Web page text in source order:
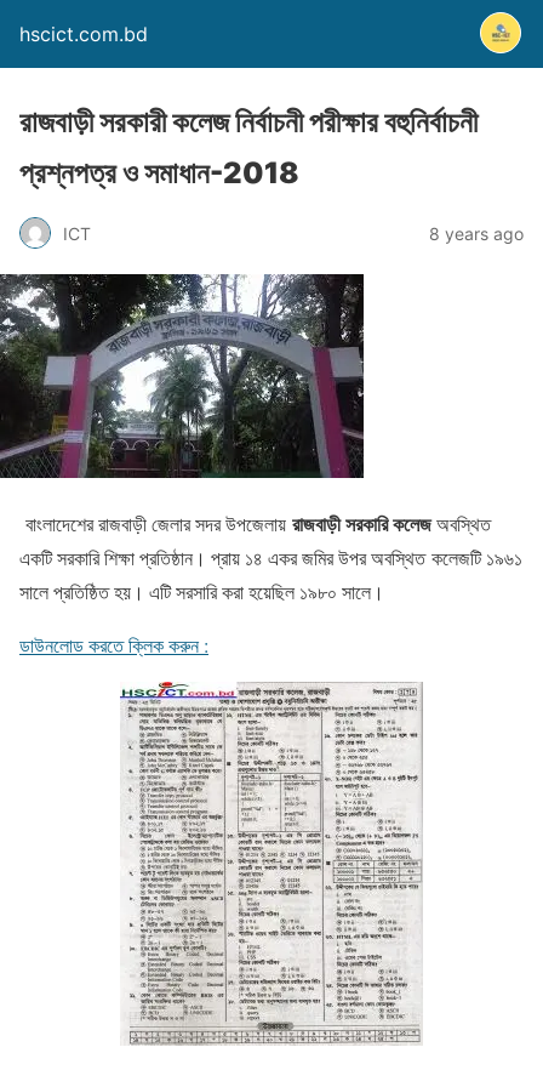
hscict.com.bd
রাজবাড়ী সরকারী কলেজ নির্বাচনী পরীক্ষার বহুনির্বাচনী
প্রশ্নপত্র ও সমাধান-2018
ICT 8 years ago
বাংলাদেশের রাজবাড়ী জেলার সদর উপজেলায় রাজবাড়ী সরকারি কলেজঅবস্থিত
একটি সরকারি শিক্ষা প্রতিষ্ঠান। প্রায় ১৪ একর জমির উপর অবস্থিত কলেজটি ১৯৬১
সালে প্রতিষ্ঠিত হয়। এটি সরসারি করা হয়েছিল ১৯৮০ সালে।
ডাউনলোড করতে ক্লিক করুন :